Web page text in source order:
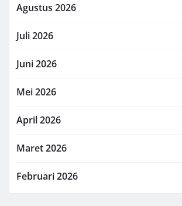
Agustus 2026
Juli 2026
Juni 2026
Mei 2026
April 2026
Maret 2026
Februari 2026